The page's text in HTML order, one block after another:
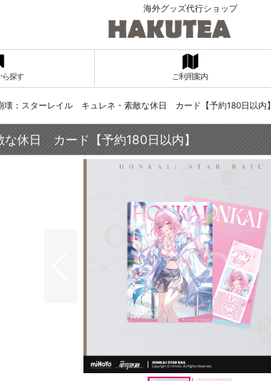
海外グッズ代行ショップ
ら探す ご利用案内
壊：スターレイル キュレネ・素敵な休日 カード【予約180日以内】
休日 カード【予約180日以内】